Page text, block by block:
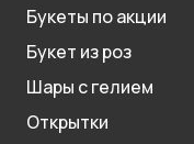
Букеты по акции
Букет из роз
Шары с гелием
Открытки